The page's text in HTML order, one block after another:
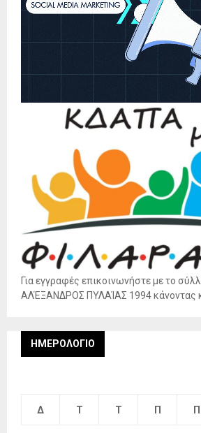
Για εγγραφές επικοινωνήστε με το
ΑΛΈΞΑΝΔΡΟΣ ΠΥΛΑΊΑΣ 1994 κάνοντας
ΗΜΕΡΟΛΌΓΙΟ
Δ Τ Τ Π Π